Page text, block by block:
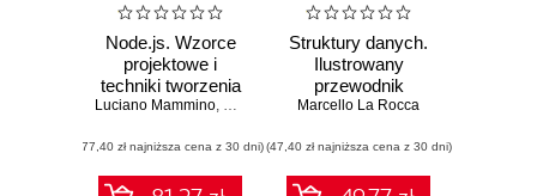
Node.js. Wzorce
projektowe i
techniki tworzenia
aplikacji
Wydanie IV
Luciano Mammino, Mario Casciaro,Colin J. Ihrig (Foreword)
(77,40 zł najniższa cena z 30 dni)
Struktury danych.
Ilustrowany
przewodnik
Marcello La Rocca
(47,40 zł najniższa cena z 30 dni)